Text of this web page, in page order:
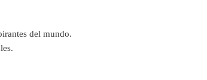
del mundo.